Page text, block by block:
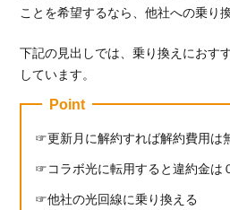
ことを希望するなら、他社への乗り
下記の見出しでは、乗り換えにおす
しています。
Point
更新月に解約すれば解約費用は
コラボ光に転用すると違約金は
他社の光回線に乗り換える